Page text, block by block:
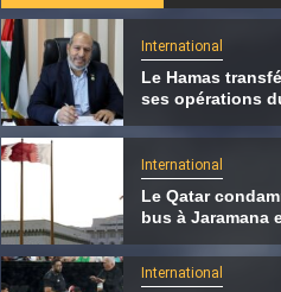
: le maillot
renouvelé
4
Un choix
entraîneur
International
Le Hamas
ses opérations
International
Le Qatar
bus à Jaramana
International